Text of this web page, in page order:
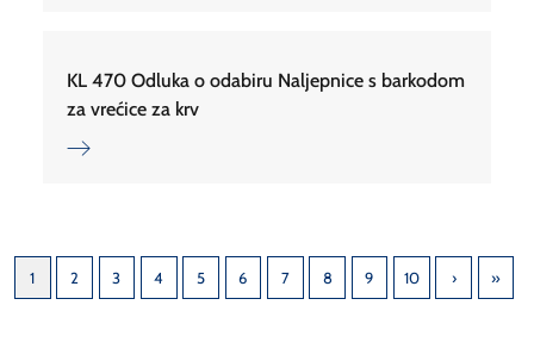
KL 470 Odluka o odabiru Naljepnice s barkodom
za vrećice za krv
1 2 3 4 5 6 7 8 9 10